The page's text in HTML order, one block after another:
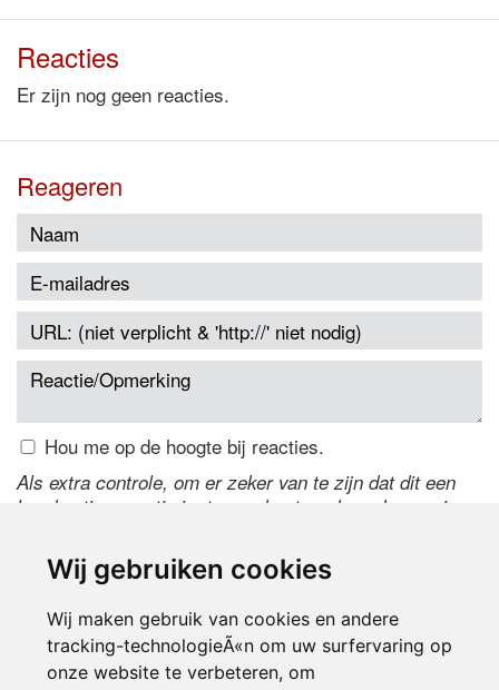
Wij gebruiken cookies
Wij maken gebruik van cookies en andere
tracking-technologieÃ«n om uw surfervaring op
onze website te verbeteren, om
Reacties
Er zijn nog geen reacties.
Reageren
Hou me op de hoogte bij reacties.
Als extra controle, om er zeker van te zijn dat dit een
handmatige reactie is, typ onderstaande code over in
de code te wijzigen.